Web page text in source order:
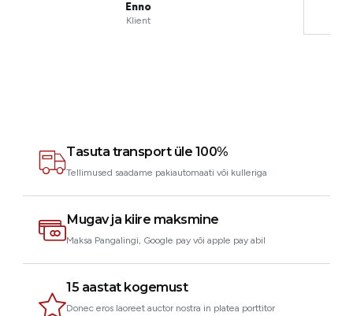
Tasuta transport üle 100%
Tellimused saadame pakiautomaati või kulleriga
Mugav ja kiire maksmine
Maksa Pangalingi, Google pay või apple pay abil
15 aastat kogemust
Donec eros laoreet auctor nostra in platea porttitor